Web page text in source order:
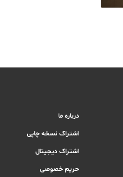
درباره ما
اشتراک نسخه چاپی
اشتراک دیجیتال
حریم خصوصی